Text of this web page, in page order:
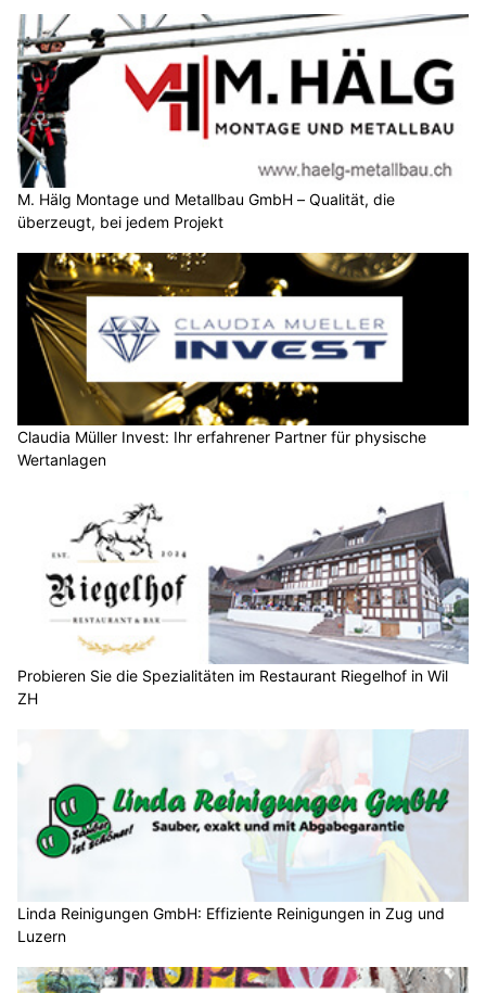
M. Hälg Montage und Metallbau GmbH – Qualität, die
überzeugt, bei jedem Projekt
Claudia Müller Invest: Ihr erfahrener Partner für physische
Wertanlagen
Probieren Sie die Spezialitäten im Restaurant Riegelhof in Wil
ZH
Linda Reinigungen GmbH: Effiziente Reinigungen in Zug und
Luzern